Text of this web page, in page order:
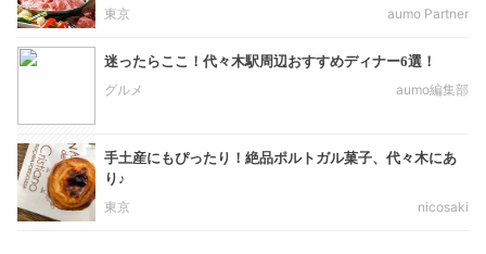
東京
aumo Partner
迷ったらここ！代々木駅周辺おすすめディナー6選！
グルメ
aumo編集部
手土産にもぴったり！絶品ポルトガル菓子、代々木にあ
り♪
東京
nicosaki